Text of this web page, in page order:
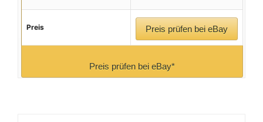
Preis Preis prüfen bei eBay
Preis prüfen bei eBay*